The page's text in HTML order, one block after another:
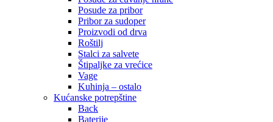
Posude za pribor
Pribor za sudoper
Proizvodi od drva
Roštilj
Stalci za salvete
Štipaljke za vrećice
Vage
Kuhinja – ostalo
Kućanske potrepštine
Back
Baterije